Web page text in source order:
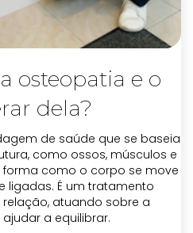
osteopatia e o
dela?
de saúde que se baseia
como ossos, músculos e
forma como o corpo se move
ligadas. É um tratamento
atuando sobre a
a equilibrar.